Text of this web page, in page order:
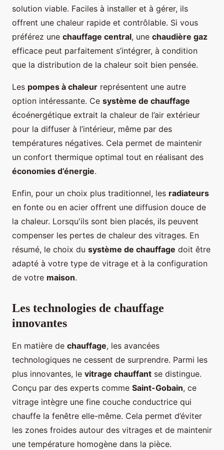
solution viable. Faciles à installer et à gérer, ils
offrent une chaleur rapide et contrôlable. Si vous
préférez une chauffage central, une chaudière gaz
efficace peut parfaitement s’intégrer, à condition
que la distribution de la chaleur soit bien pensée.
Les pompes à chaleur représentent une autre
option intéressante. Ce système de chauffage
écoénergétique extrait la chaleur de l’air extérieur
pour la diffuser à l’intérieur, même par des
températures négatives. Cela permet de maintenir
un confort thermique optimal tout en réalisant des
économies d’énergie.
Enfin, pour un choix plus traditionnel, les radiateurs
en fonte ou en acier offrent une diffusion douce de
la chaleur. Lorsqu'ils sont bien placés, ils peuvent
compenser les pertes de chaleur des vitrages. En
résumé, le choix du système de chauffage doit être
adapté à votre type de vitrage et à la configuration
de votre maison.
Les technologies de chauffage
innovantes
En matière de chauffage, les avancées
technologiques ne cessent de surprendre. Parmi les
plus innovantes, le vitrage chauffant se distingue.
Conçu par des experts comme Saint-Gobain, ce
vitrage intègre une fine couche conductrice qui
chauffe la fenêtre elle-même. Cela permet d’éviter
les zones froides autour des vitrages et de maintenir
une température homogène dans la pièce.